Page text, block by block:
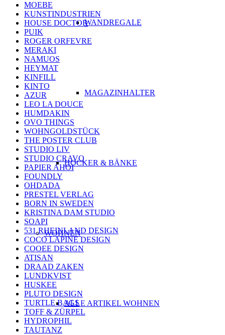
WANDREGALE
MAGAZINHALTER
HOCKER & BÄNKE
WOHNEN
ALLE ARTIKEL WOHNEN
MOEBE
KUNSTINDUSTRIEN
HOUSE DOCTOR
PUIK
ROGER ORFEVRE
MERAKI
NAMUOS
HEYMAT
KINFILL
KINTO
AZUR
LEO LA DOUCE
HUMDAKIN
OVO THINGS
WOHNGOLDSTÜCK
THE POSTER CLUB
STUDIO LIV
STUDIO CRAVO
PAPIER AHOI
FOUNDLY
OHDADA
PRESTEL VERLAG
BORN IN SWEDEN
KRISTINA DAM STUDIO
SOAPI
531 RHEINLAND DESIGN
COCO LAPINE DESIGN
COOEE DESIGN
ATISAN
DRAAD ZAKEN
LUNDKVIST
HUSKEE
PLUTO DESIGN
TURTLE BAGS
TOFF & ZÜRPEL
HYDROPHIL
TAUTANZ